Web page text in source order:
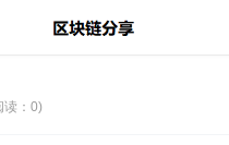
读：0)